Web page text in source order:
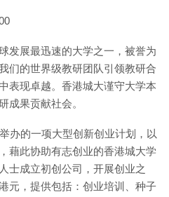
发展最迅速的大学之一，被誉为
们的世界级教研团队引领教研合
表现卓越。香港城大谨守大学本
成果贡献社会。
办的一项大型创新创业计划，以
藉此协助有志创业的香港城大学
士成立初创公司，开展创业之
元，提供包括：创业培训、种子